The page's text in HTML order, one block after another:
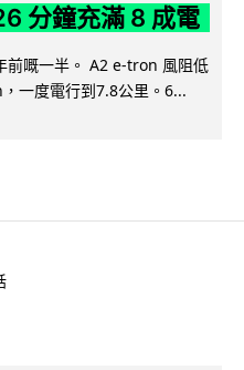
分鐘充滿 8 成電
前嘅一半。 A2 e-tron 風阻低
一度電行到7.8公里。6...